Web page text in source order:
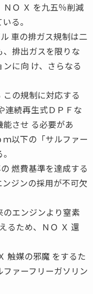
Ｏ Ｘ を九五％削減
る。
車の排ガス規制は二
排出ガスを限りな
に向 け、さらなる
この規制に対応する
連続再生式ＤＰＦな
させ る必要があ
以下の「サルファー
燃費基準を達成する
ジンの採用が不可欠
のエンジンより窒素
るため、ＮＯ Ｘ 還
触媒の邪魔 をするた
ァーフリーガソリン